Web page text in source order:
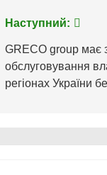
Наступний:
GRECO group має
обслуговування
регіонах України